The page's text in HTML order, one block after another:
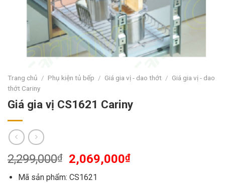
Trang chủ / Phụ kiện tủ bếp / Giá gia vị - dao thớt / Giá gia vị - dao
thớt Cariny
Giá gia vị CS1621 Cariny
2,299,000₫ 2,069,000₫
Mã sản phẩm: CS1621